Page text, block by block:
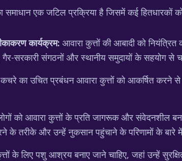
समाधान एक जटिल प्रक्रिया है जिसमें कई हितधारकों
कार्यक्रम: आवारा कुत्तों की आबादी को
गैर-सरकारी संगठनों और स्थानीय समुदायों के सहयोग से
कचरे का उचित प्रबंधन आवारा कुत्तों को आकर्षित करने
को आवारा कुत्तों के प्रति जागरूक और संवेदनशील
के तरीके और उन्हें नुकसान पहुंचाने के परिणामों के बारे में
के लिए पशु आश्रय बनाए जाने चाहिए, जहां उन्हें